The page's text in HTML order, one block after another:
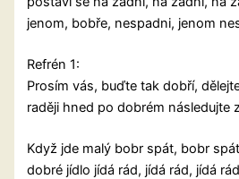
jenom, bobře, nespadni, jenom
Refrén 1:
Prosím vás, buďte tak dobří,
raději hned po dobrém následujte
Když jde malý bobr spát, bobr
dobré jídlo jídá rád, jídá rád, jídá